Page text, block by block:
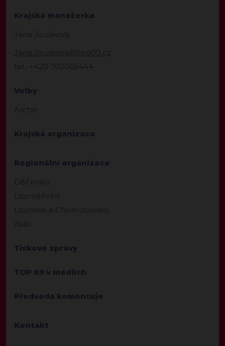
Krajská manažerka
Jana Jirušková
Jana.Jiruskova@top09.cz
tel.: +420 702065444
Volby
Archiv
Krajská organizace
Regionální organizace
Děčínsko
Litoměřicko
Lounsko a Chomutovsko
další
Tiskové zprávy
TOP 09 v médiích
Předseda komentuje
Kontakt